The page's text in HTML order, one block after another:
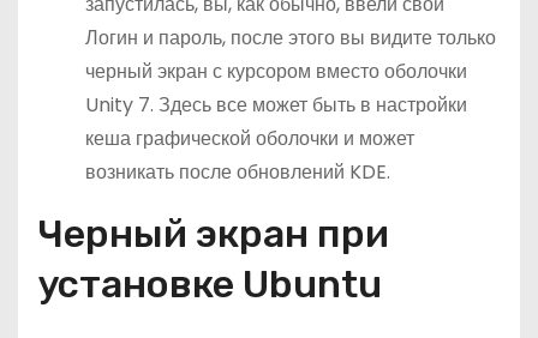
Логин и пароль, после этого вы видите только
черный экран с курсором вместо оболочки
Unity 7. Здесь все может быть в настройки
кеша графической оболочки и может
возникать после обновлений KDE.
Черный экран при
установке Ubuntu